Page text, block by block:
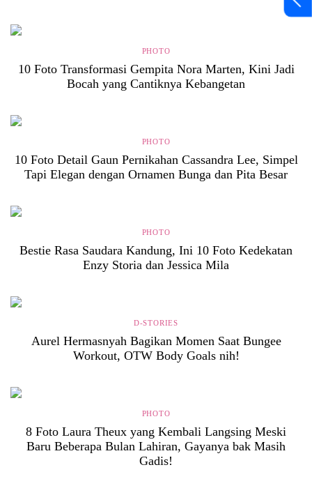
PHOTO
10 Foto Transformasi Gempita Nora Marten, Kini Jadi
Bocah yang Cantiknya Kebangetan
PHOTO
10 Foto Detail Gaun Pernikahan Cassandra Lee, Simpel
Tapi Elegan dengan Ornamen Bunga dan Pita Besar
PHOTO
Bestie Rasa Saudara Kandung, Ini 10 Foto Kedekatan
Enzy Storia dan Jessica Mila
D-STORIES
Aurel Hermasnyah Bagikan Momen Saat Bungee
Workout, OTW Body Goals nih!
PHOTO
8 Foto Laura Theux yang Kembali Langsing Meski
Baru Beberapa Bulan Lahiran, Gayanya bak Masih
Gadis!